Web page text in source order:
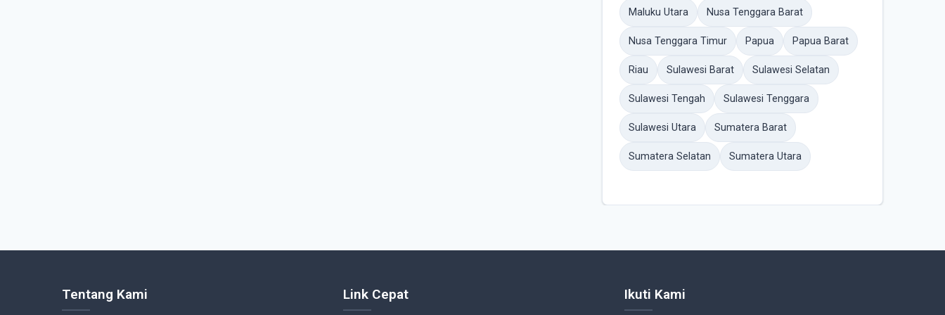
Maluku Utara Nusa Tenggara Barat
Nusa Tenggara Timur Papua Papua Barat
Riau Sulawesi Barat Sulawesi Selatan
Sulawesi Tengah Sulawesi Tenggara
Sulawesi Utara Sumatera Barat
Sumatera Selatan Sumatera Utara
Tentang Kami Link Cepat Ikuti Kami